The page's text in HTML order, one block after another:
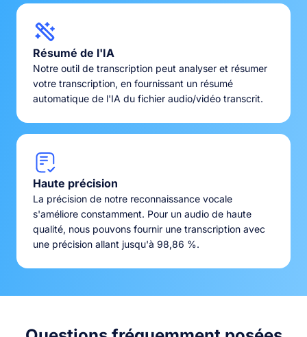
Résumé de l'IA
Notre outil de transcription peut analyser et résumer
votre transcription, en fournissant un résumé
automatique de l'IA du fichier audio/vidéo transcrit.
Haute précision
La précision de notre reconnaissance vocale
s'améliore constamment. Pour un audio de haute
qualité, nous pouvons fournir une transcription avec
une précision allant jusqu'à 98,86 %.